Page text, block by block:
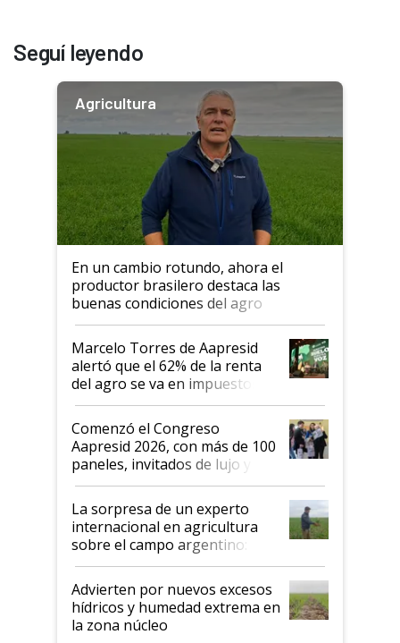
Seguí leyendo
Agricultura
En un cambio rotundo, ahora el
productor brasilero destaca las
buenas condiciones del agro
argentino para invertir: "Los veo
más motivados"
Marcelo Torres de Aapresid
alertó que el 62% de la renta
del agro se va en impuestos:
"No es bueno que en
Argentina se sigan discutiendo
las mismas cosas de hace 50
años"
Comenzó el Congreso
Aapresid 2026, con más de 100
paneles, invitados de lujo y
todas las tendencias
La sorpresa de un experto
internacional en agricultura
sobre el campo argentino:
"Estoy muy impresionado"
Advierten por nuevos excesos
hídricos y humedad extrema en
la zona núcleo